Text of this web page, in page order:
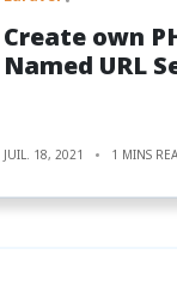
Create own
Named URL
JUIL. 18, 2021 1 MINS